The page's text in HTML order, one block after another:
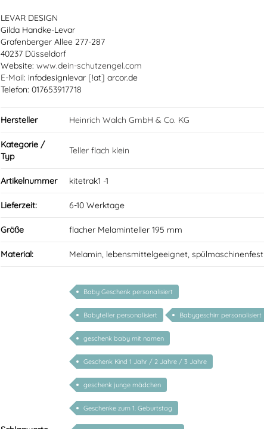
LEVAR DESIGN
Gilda Handke-Levar
Grafenberger Allee 277-287
40237 Düsseldorf
Website: www.dein-schutzengel.com
E-Mail: infodesignlevar [!at] arcor.de
Telefon: 017653917718
Hersteller Heinrich Walch GmbH & Co. KG
Kategorie /
Typ
Teller flach klein
Artikelnummer kitetrak1 -1
Lieferzeit: 6-10 Werktage
Größe flacher Melaminteller 195 mm
Material: Melamin, lebensmittelgeeignet, spülmaschinenfest
Baby Geschenk personalisiert
Babyteller personalisiert Babygeschirr personalisiert
geschenk baby mit namen
Geschenk Kind 1 Jahr / 2 Jahre / 3 Jahre
geschenk junge mädchen
Geschenke zum 1. Geburtstag